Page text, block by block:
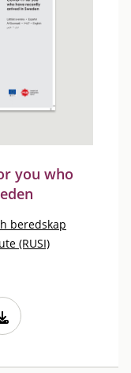
you who
beredskap
(RUSI)